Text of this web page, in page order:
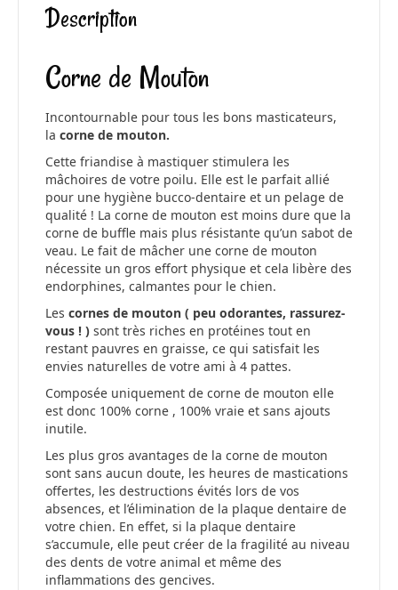
k
Description
Corne de Mouton
Incontournable pour tous les bons masticateurs,
la corne de mouton.
Cette friandise à mastiquer stimulera les
mâchoires de votre poilu. Elle est le parfait allié
pour une hygiène bucco-dentaire et un pelage de
qualité ! La corne de mouton est moins dure que la
corne de buffle mais plus résistante qu’un sabot de
veau. Le fait de mâcher une corne de mouton
nécessite un gros effort physique et cela libère des
endorphines, calmantes pour le chien.
Les cornes de mouton ( peu odorantes, rassurez-
vous ! ) sont très riches en protéines tout en
restant pauvres en graisse, ce qui satisfait les
envies naturelles de votre ami à 4 pattes.
Composée uniquement de corne de mouton elle
est donc 100% corne , 100% vraie et sans ajouts
inutile.
Les plus gros avantages de la corne de mouton
sont sans aucun doute, les heures de mastications
offertes, les destructions évités lors de vos
absences, et l’élimination de la plaque dentaire de
votre chien. En effet, si la plaque dentaire
s’accumule, elle peut créer de la fragilité au niveau
des dents de votre animal et même des
inflammations des gencives.